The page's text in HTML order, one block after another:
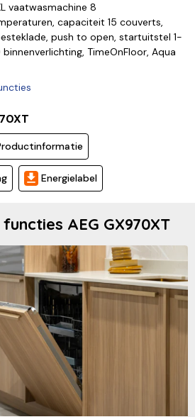
vaatwasmachine 8
capaciteit 15 couverts,
push to open, startuitstel 1-
TimeOnFloor, Aqua
Energielabel
AEG GX970XT